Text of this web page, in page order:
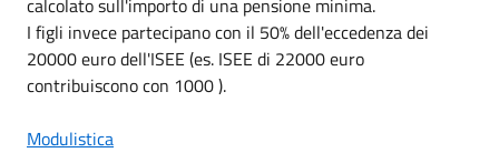
I figli invece partecipano con il 50% dell'eccedenza dei
20000 euro dell'ISEE (es. ISEE di 22000 euro
contribuiscono con 1000 ).
Modulistica